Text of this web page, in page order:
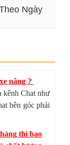
Ngày
nâng ?
kênh Chat như
bên góc phải
thì bao